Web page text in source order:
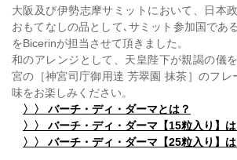
大阪及び伊勢志摩サミットにおいて、日本
おもてなしの品として､サミット参加国であ
をBicerinが担当させて頂きました。
和のアレンジとして、天皇陛下が親謁の儀
宮の［神宮司庁御用達 芳翠園 抹茶］のフレ
味をお楽しみください。
〉〉 バーチ・ディ・ダーマとは？
〉〉 バーチ・ディ・ダーマ【15粒入り】
〉〉 バーチ・ディ・ダーマ【25粒入り】